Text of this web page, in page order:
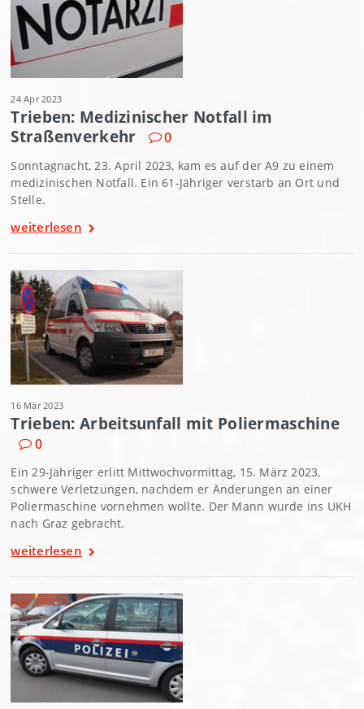
24 Apr 2023
Trieben: Medizinischer Notfall im
Straßenverkehr
0
Sonntagnacht, 23. April 2023, kam es auf der A9 zu einem
medizinischen Notfall. Ein 61-Jähriger verstarb an Ort und
Stelle.
weiterlesen
16 Mär 2023
Trieben: Arbeitsunfall mit Poliermaschine
0
Ein 29-Jähriger erlitt Mittwochvormittag, 15. März 2023,
schwere Verletzungen, nachdem er Änderungen an einer
Poliermaschine vornehmen wollte. Der Mann wurde ins UKH
nach Graz gebracht.
weiterlesen